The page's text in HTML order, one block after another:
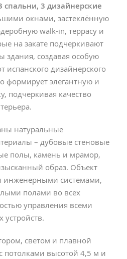
3 дизайнерские
окнами, застеклённую
walk-in, террасу и
на закате подчеркивают
здания, создавая особую
испанского дизайнерского
формирует элегантную и
подчеркивая качество
натуральные
– дубовые стеновые
полы, камень и мрамор,
образ. Объект
системами,
полами во всех
управления всеми
светом и плавной
потолками высотой 4,5 м и